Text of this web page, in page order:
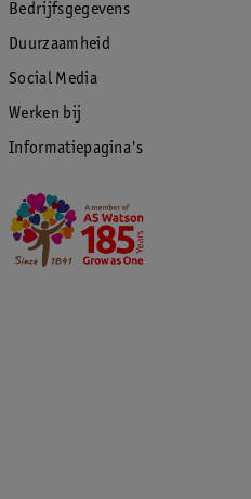
Bedrijfsgegevens
Duurzaamheid
Social Media
Werken bij
Informatiepagina's